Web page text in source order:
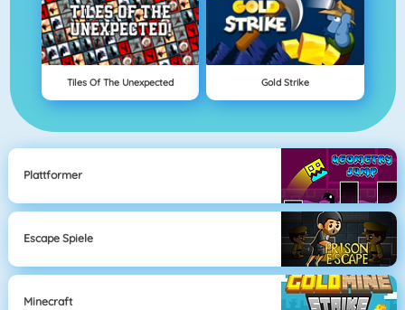
Tiles Of The Unexpected Gold Strike
Plattformer
Escape Spiele
Minecraft